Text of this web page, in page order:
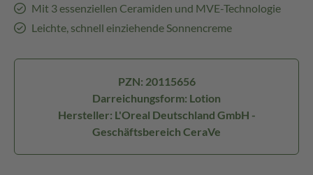
Mit 3 essenziellen Ceramiden und MVE-Technologie
Leichte, schnell einziehende Sonnencreme
PZN: 20115656
Darreichungsform: Lotion
Hersteller: L'Oreal Deutschland GmbH -
Geschäftsbereich CeraVe